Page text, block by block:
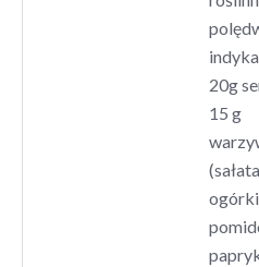
20g
15 g